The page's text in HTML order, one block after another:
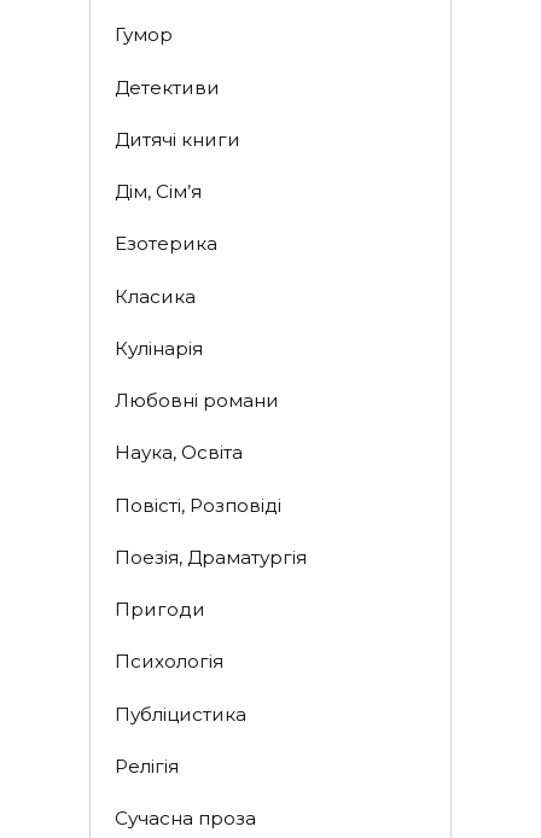
Гумор
Детективи
Дитячі книги
Дім, Сім’я
Езотерика
Класика
Кулінарія
Любовні романи
Наука, Освіта
Повісті, Розповіді
Поезія, Драматургія
Пригоди
Психологія
Публіцистика
Релігія
Сучасна проза